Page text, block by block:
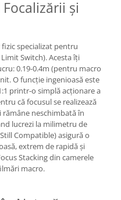
și
specializat pentru
Switch). Acesta îți
0.19-0.4m (pentru macro
O funcție ingenioasă este
printr-o simplă acționare a
că focusul se realizează
neschimbată în
lucrezi la milimetru de
Compatible) asigură o
extrem de rapidă și
Stacking din camerele
macro.